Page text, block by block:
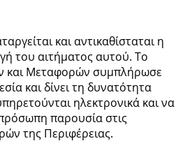
και αντικαθίσταται η
του αιτήματος αυτού. Το
και Μεταφορών συμπλήρωσε
και δίνει τη δυνατότητα
ηλεκτρονικά και να
παρουσία στις
της Περιφέρειας.